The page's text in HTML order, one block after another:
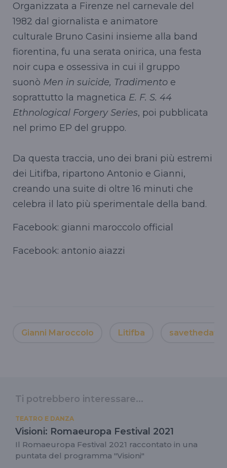
Organizzata a Firenze nel carnevale del
1982 dal giornalista e animatore
culturale Bruno Casini insieme alla band
fiorentina, fu una serata onirica, una festa
noir cupa e ossessiva in cui il gruppo
suonò Men in suicide, Tradimento e
soprattutto la magnetica E. F. S. 44
Ethnological Forgery Series, poi pubblicata
nel primo EP del gruppo.
Da questa traccia, uno dei brani più estremi
dei Litifba, ripartono Antonio e Gianni,
creando una suite di oltre 16 minuti che
celebra il lato più sperimentale della band.
Facebook: gianni maroccolo official
Facebook: antonio aiazzi
Gianni Maroccolo Litifba savethedate
Ti potrebbero interessare...
TEATRO E DANZA
Visioni: Romaeuropa Festival 2021
Il Romaeuropa Festival 2021 raccontato in una
puntata del programma "Visioni"